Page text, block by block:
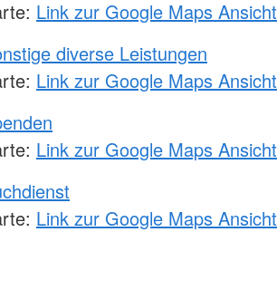
Link zur Google Maps Ansicht
diverse Leistungen
Link zur Google Maps Ansicht
Link zur Google Maps Ansicht
Link zur Google Maps Ansicht